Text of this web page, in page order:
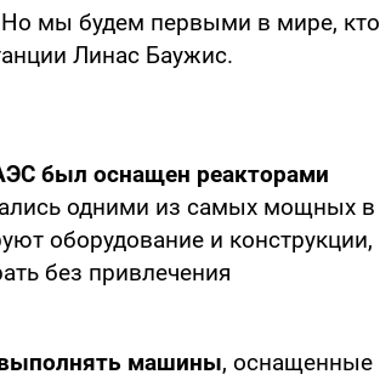
Но мы будем первыми в мире, кто
Линас Баужис.
был оснащен реакторами
одними из самых мощных в
оборудование и конструкции,
без привлечения
машины, оснащенные